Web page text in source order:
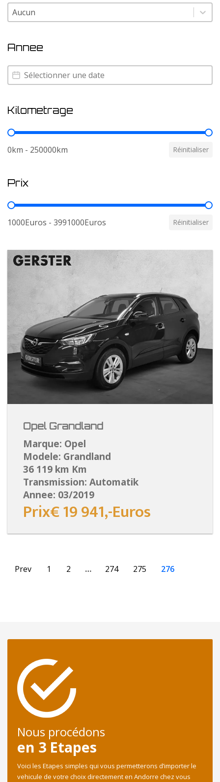
Couleur
Couleur
Annee
Annee
Annee
Kilometrage
Kilometrage
0km - 250000km Réinitialiser
Prix
Prix
1000Euros - 3991000Euros Réinitialiser
Opel Grandland
Marque: Opel
Modele: Grandland
36 119 km Km
Transmission: Automatik
Annee: 03/2019
Prix€ 19 941,-Euros
Prev 1 2 … 274 275 276
Nous procédons
en 3 Etapes
Voici les Etapes simples qui vous permetterons d’importer le
vehicule de votre choix directement en Andorre chez vous